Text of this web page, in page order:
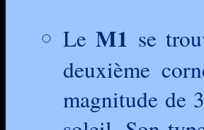
LeM1 se
deuxième
magnitude de